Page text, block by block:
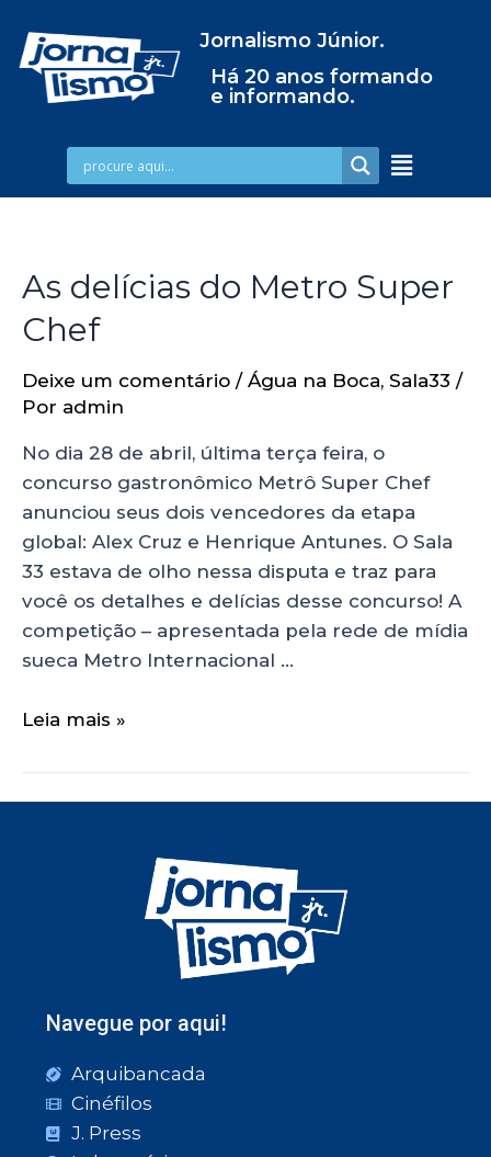
Jornalismo Júnior.
Há 20 anos formando
e informando.
As delícias do Metro Super
Chef
Deixe um comentário / Água na Boca, Sala33 /
Por admin
No dia 28 de abril, última terça feira, o
concurso gastronômico Metrô Super Chef
anunciou seus dois vencedores da etapa
global: Alex Cruz e Henrique Antunes. O Sala
33 estava de olho nessa disputa e traz para
você os detalhes e delícias desse concurso! A
competição – apresentada pela rede de mídia
sueca Metro Internacional …
Leia mais »
Navegue por aqui!
Arquibancada
Cinéfilos
J. Press